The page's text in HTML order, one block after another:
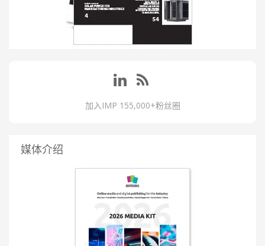
加入IMP 155,000+粉丝圈
媒体介绍